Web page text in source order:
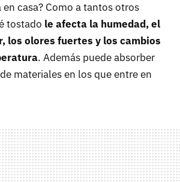
casa? Como a tantos otros
tostado le afecta la humedad, el
los olores fuertes y los cambios
. Además puede absorber
materiales en los que entre en